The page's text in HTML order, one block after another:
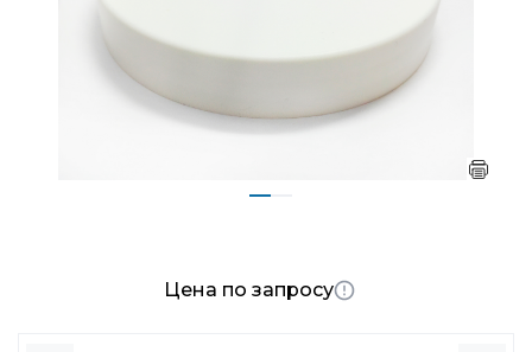
Цена по запросу